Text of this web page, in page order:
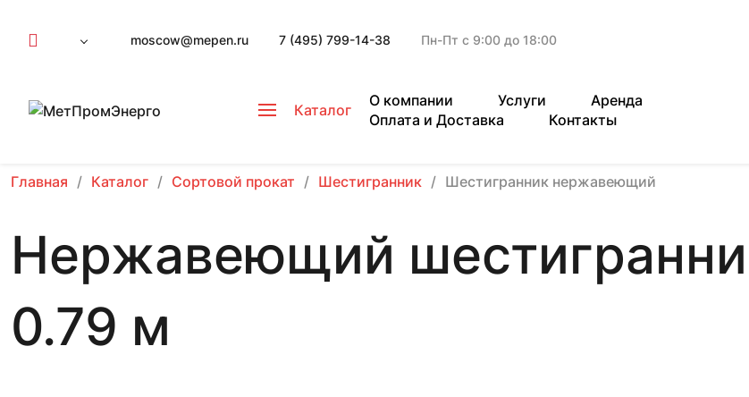
moscow@mepen.ru 7 (495) 799-14-38 Пн-Пт с 9:00 до 18:00
Каталог
О компании Услуги
Аренда
Оплата и Доставка
Контакты
Главная Каталог Сортовой прокат Шестигранник Шестигранник нержавеющий
Нержавеющий
0.79 м